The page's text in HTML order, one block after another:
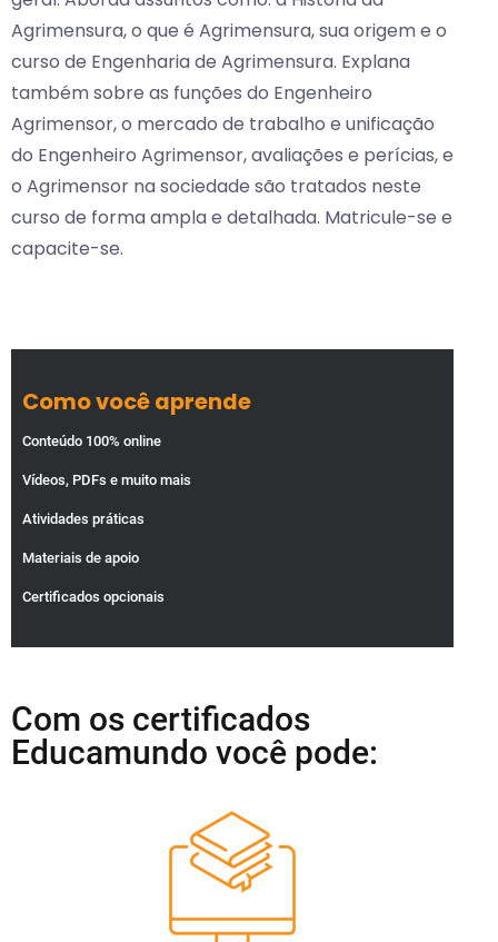
Agrimensura, o que é Agrimensura, sua origem e o
curso de Engenharia de Agrimensura. Explana
também sobre as funções do Engenheiro
Agrimensor, o mercado de trabalho e unificação
do Engenheiro Agrimensor, avaliações e perícias, e
o Agrimensor na sociedade são tratados neste
curso de forma ampla e detalhada. Matricule-se e
capacite-se.
Como você aprende
Conteúdo 100% online
Vídeos, PDFs e muito mais
Atividades práticas
Materiais de apoio
Certificados opcionais
Com os certificados
Educamundo você pode: